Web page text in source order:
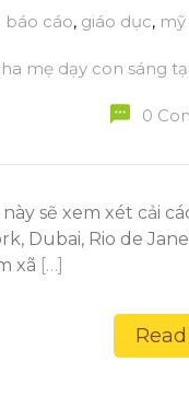
báo cáo, giáo dục,
mẹ dạy con sáng
0
sẽ xem xét cải
Dubai, Rio de
xã […]